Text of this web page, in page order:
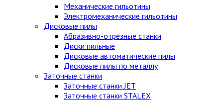
Механические гильотины
Электромеханические гильотины
Дисковые пилы
Абразивно-отрезные станки
Диски пильные
Дисковые автоматические пилы
Дисковые пилы по металлу
Заточные станки
Заточные станки JET
Заточные станки STALEX